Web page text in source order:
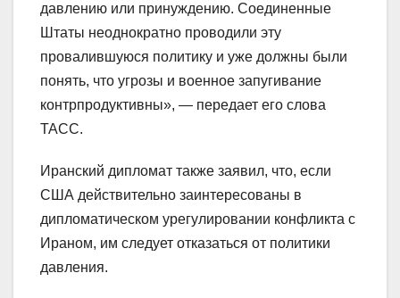
давлению или принуждению. Соединенные
Штаты неоднократно проводили эту
провалившуюся политику и уже должны были
понять, что угрозы и военное запугивание
контрпродуктивны», — передает его слова
ТАСС.
Иранский дипломат также заявил, что, если
США действительно заинтересованы в
дипломатическом урегулировании конфликта с
Ираном, им следует отказаться от политики
давления.